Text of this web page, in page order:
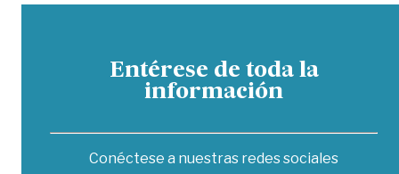
Entérese de toda la
información
Conéctese a nuestras redes sociales